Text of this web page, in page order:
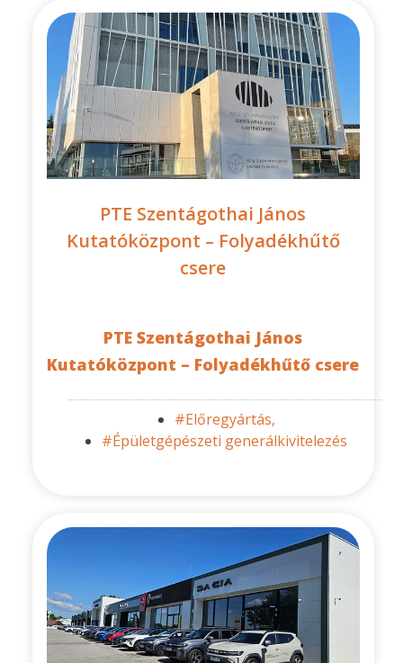
PTE Szentágothai János
Kutatóközpont – Folyadékhűtő
csere
PTE Szentágothai János
Kutatóközpont – Folyadékhűtő csere
#Előregyártás,
#Épületgépészeti generálkivitelezés